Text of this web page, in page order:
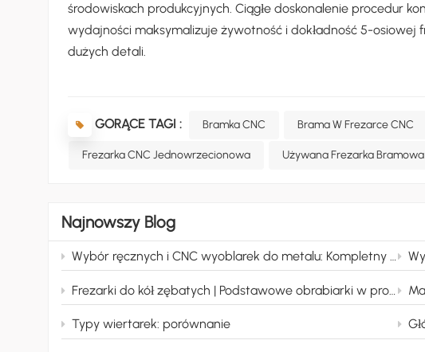
środowiskach produkcyjnych. Ciągłe doskonalenie procedur
wydajności maksymalizuje żywotność i dokładność 5-
dużych detali.
GORĄCE TAGI : Bramka CNC Brama W Frezarce CNC
Frezarka CNC Jednowrzecionowa Używana Frezarka Bramowa
Najnowszy Blog
Wybór ręcznych i CNC wyoblarek do metalu: Kompletny przewodnik
Frezarki do kół zębatych | Podstawowe obrabiarki w produkcji kół zębatych i fundament branży przekładniowej
Typy wiertarek: porównanie